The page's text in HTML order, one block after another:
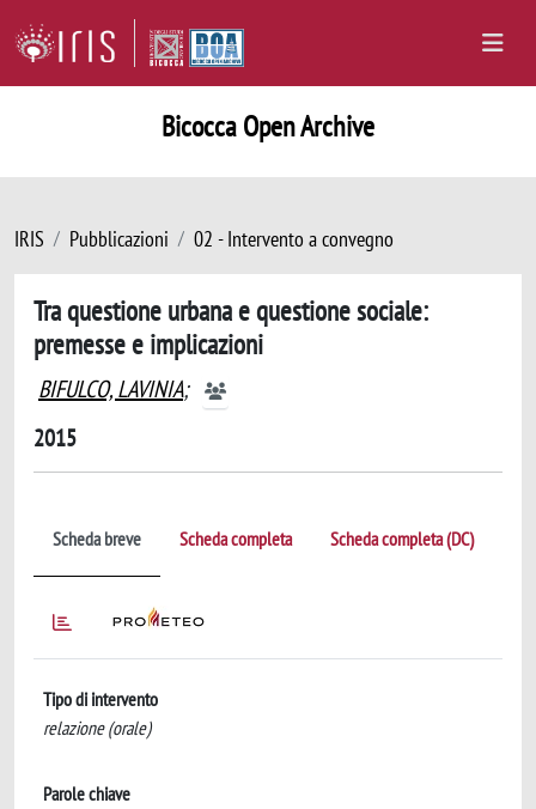
Bicocca Open Archive
IRIS Pubblicazioni 02 - Intervento a convegno
Tra questione urbana e questione sociale:
premesse e implicazioni
BIFULCO, LAVINIA;
2015
Scheda breve Scheda completa Scheda completa (DC)
Tipo di intervento
relazione (orale)
Parole chiave